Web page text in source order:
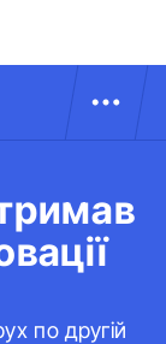
по другій